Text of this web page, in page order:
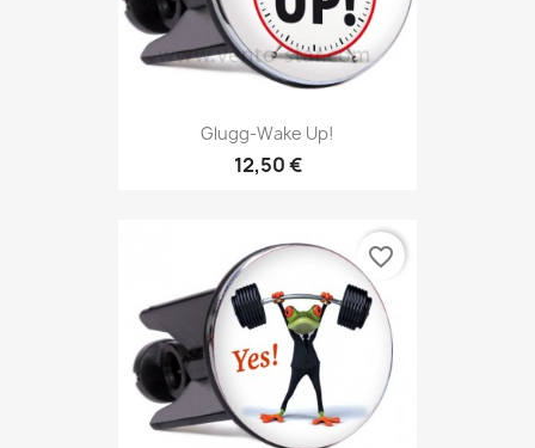
Glugg-Wake Up!
12,50 €
favorite_border